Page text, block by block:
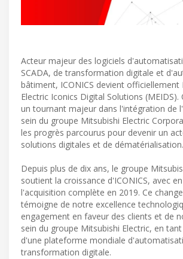
Acteur majeur des logiciels
SCADA, de transformation digitale et
bâtiment, ICONICS devient officiellement
Electric Iconics Digital Solutions
un tournant majeur dans l'intégration de
sein du groupe Mitsubishi Electric
les progrès parcourus pour devenir un
solutions digitales et de dématérialisation.
Depuis plus de dix ans, le groupe
soutient la croissance d'ICONICS, avec
l'acquisition complète en 2019. Ce
témoigne de notre excellence
engagement en faveur des clients et de
sein du groupe Mitsubishi Electric, en
d'une plateforme mondiale
transformation digitale.